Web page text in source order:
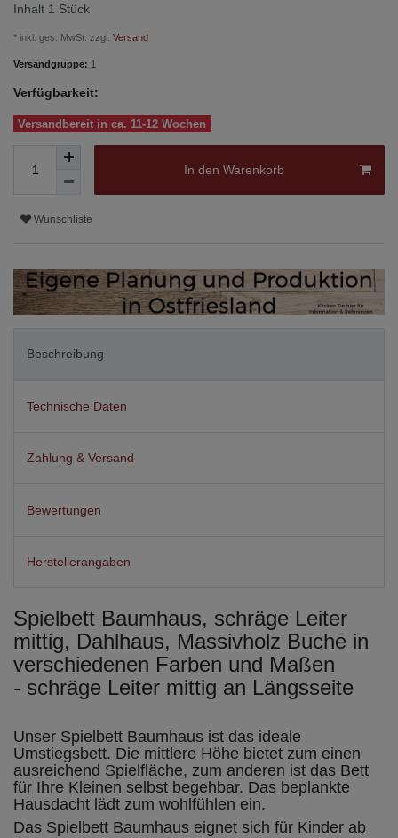
Inhalt 1 Stück
* inkl. ges. MwSt. zzgl. Versand
Versandgruppe: 1
Verfügbarkeit:
Versandbereit in ca. 11-12 Wochen
In den Warenkorb
Wunschliste
Beschreibung
Technische Daten
Zahlung & Versand
Bewertungen
Herstellerangaben
Spielbett Baumhaus, schräge Leiter
mittig, Dahlhaus, Massivholz Buche in
verschiedenen Farben und Maßen
- schräge Leiter mittig an Längsseite
Unser Spielbett Baumhaus ist das ideale
Umstiegsbett. Die mittlere Höhe bietet zum einen
ausreichend Spielfläche, zum anderen ist das Bett
für Ihre Kleinen selbst begehbar. Das beplankte
Hausdacht lädt zum wohlfühlen ein.
Das Spielbett Baumhaus eignet sich für Kinder ab